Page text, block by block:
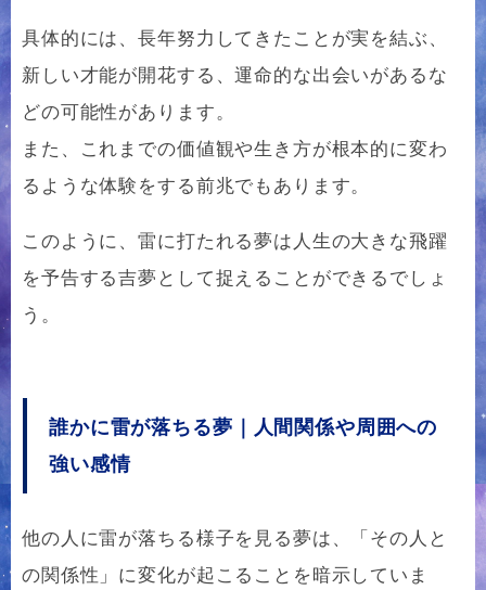
具体的には、長年努力してきたことが実を結ぶ、
新しい才能が開花する、運命的な出会いがあるな
どの可能性があります。
また、これまでの価値観や生き方が根本的に変わ
るような体験をする前兆でもあります。
このように、雷に打たれる夢は人生の大きな飛躍
を予告する吉夢として捉えることができるでしょ
う。
誰かに雷が落ちる夢｜人間関係や周囲への
強い感情
他の人に雷が落ちる様子を見る夢は、「その人と
の関係性」に変化が起こることを暗示していま